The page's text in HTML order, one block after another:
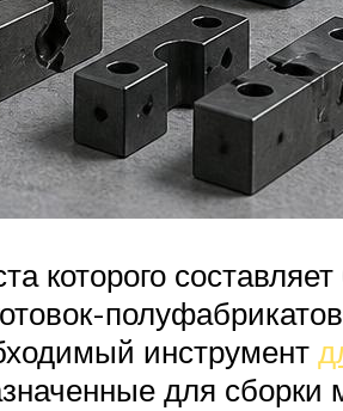
которого
инструмент
для сборки